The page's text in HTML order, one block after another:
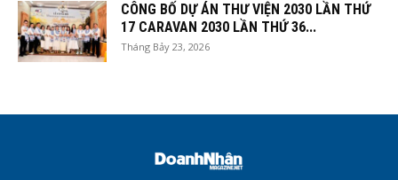
CÔNG BỐ DỰ ÁN THƯ VIỆN 2030 LẦN THỨ
17 CARAVAN 2030 LẦN THỨ 36...
Tháng Bảy 23, 2026